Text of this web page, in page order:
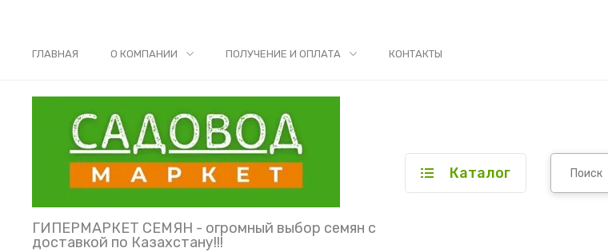
ГЛАВНАЯ О КОМПАНИИ ПОЛУЧЕНИЕ И ОПЛАТА КОНТАКТЫ
ГИПЕРМАРКЕТ СЕМЯН - огромный выбор семян с
доставкой по Казахстану!!!
Каталог